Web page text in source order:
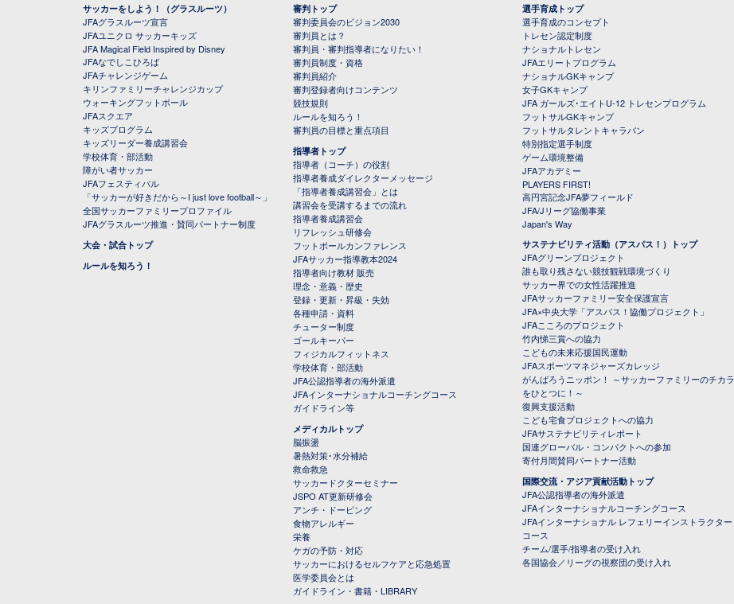
サッカーをしよう！（グラスルーツ）
JFAグラスルーツ宣言
JFAユニクロ サッカーキッズ
JFA Magical Field Inspired by Disney
JFAなでしこひろば
JFAチャレンジゲーム
キリンファミリーチャレンジカップ
ウォーキングフットボール
JFAスクエア
キッズプログラム
キッズリーダー養成講習会
学校体育・部活動
障がい者サッカー
JFAフェスティバル
「サッカーが好きだから～I just love football～」
全国サッカーファミリープロファイル
JFAグラスルーツ推進・賛同パートナー制度
大会・試合トップ
ルールを知ろう！
審判トップ
審判委員会のビジョン2030
審判員とは？
審判員・審判指導者になりたい！
審判員制度・資格
審判員紹介
審判登録者向けコンテンツ
競技規則
ルールを知ろう！
審判員の目標と重点項目
指導者トップ
指導者（コーチ）の役割
指導者養成ダイレクターメッセージ
「指導者養成講習会」とは
講習会を受講するまでの流れ
指導者養成講習会
リフレッシュ研修会
フットボールカンファレンス
JFAサッカー指導教本2024
指導者向け教材 販売
理念・意義・歴史
登録・更新・昇級・失効
各種申請・資料
チューター制度
ゴールキーパー
フィジカルフィットネス
学校体育・部活動
JFA公認指導者の海外派遣
JFAインターナショナルコーチングコース
ガイドライン等
メディカルトップ
脳振盪
暑熱対策･水分補給
救命救急
サッカードクターセミナー
JSPO AT更新研修会
アンチ・ドーピング
食物アレルギー
栄養
ケガの予防・対応
サッカーにおけるセルフケアと応急処置
医学委員会とは
ガイドライン・書籍・LIBRARY
選手育成トップ
選手育成のコンセプト
トレセン認定制度
ナショナルトレセン
JFAエリートプログラム
ナショナルGKキャンプ
女子GKキャンプ
JFA ガールズ･エイトU-12 トレセンプログラム
フットサルGKキャンプ
フットサルタレントキャラバン
特別指定選手制度
ゲーム環境整備
JFAアカデミー
PLAYERS FIRST!
高円宮記念JFA夢フィールド
JFA/Jリーグ協働事業
Japan's Way
サステナビリティ活動（アスパス！）トップ
JFAグリーンプロジェクト
誰も取り残さない競技観戦環境づくり
サッカー界での女性活躍推進
JFAサッカーファミリー安全保護宣言
JFA×中央大学「アスパス！協働プロジェクト」
JFAこころのプロジェクト
竹内悌三賞への協力
こどもの未来応援国民運動
JFAスポーツマネジャーズカレッジ
がんばろうニッポン！ ～サッカーファミリーのチカラ
をひとつに！～
復興支援活動
こども宅食プロジェクトへの協力
JFAサステナビリティレポート
国連グローバル・コンパクトへの参加
寄付月間賛同パートナー活動
国際交流・アジア貢献活動トップ
JFA公認指導者の海外派遣
JFAインターナショナルコーチングコース
JFAインターナショナル レフェリーインストラクター
コース
チーム/選手/指導者の受け入れ
各国協会／リーグの視察団の受け入れ